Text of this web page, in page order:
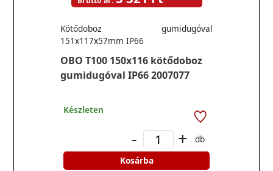
OBO T100 150x116 kötődoboz
gumidugóval IP66 2007077
Kötődoboz gumidugóval
151x117x57mm IP66
Készleten
- +
db
Kosárba